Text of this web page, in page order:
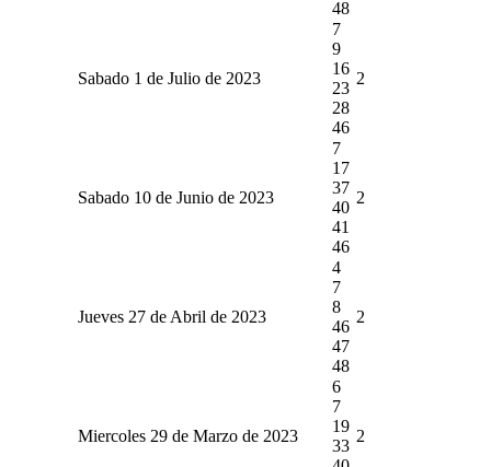
48
Sabado 1 de Julio de 2023
7
9
16
23
28
46
2
Sabado 10 de Junio de 2023
7
17
37
40
41
46
2
Jueves 27 de Abril de 2023
4
7
8
46
47
48
2
Miercoles 29 de Marzo de 2023
6
7
19
33
2